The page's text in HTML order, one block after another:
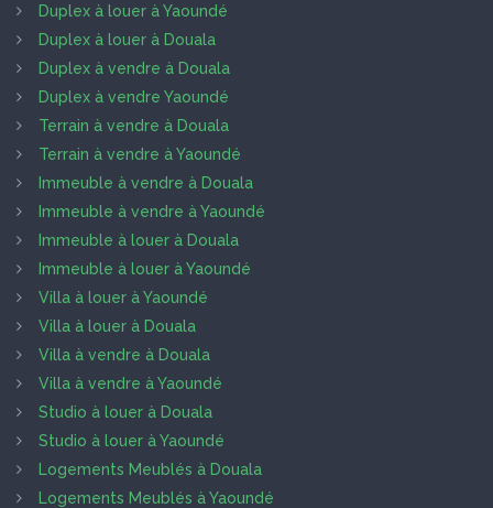
Duplex à louer à Yaoundé
Duplex à louer à Douala
Duplex à vendre à Douala
Duplex à vendre Yaoundé
Terrain à vendre à Douala
Terrain à vendre à Yaoundé
Immeuble à vendre à Douala
Immeuble à vendre à Yaoundé
Immeuble à louer à Douala
Immeuble à louer à Yaoundé
Villa à louer à Yaoundé
Villa à louer à Douala
Villa à vendre à Douala
Villa à vendre à Yaoundé
Studio à louer à Douala
Studio à louer à Yaoundé
Logements Meublés à Douala
Logements Meublés à Yaoundé